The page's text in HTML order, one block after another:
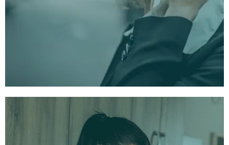
caminhar e ouvir.